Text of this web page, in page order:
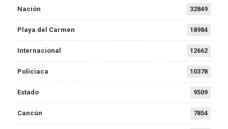
Nación 32849
Playa del Carmen 18984
Internacional 12662
Policiaca 10378
Estado 9509
Cancún 7854